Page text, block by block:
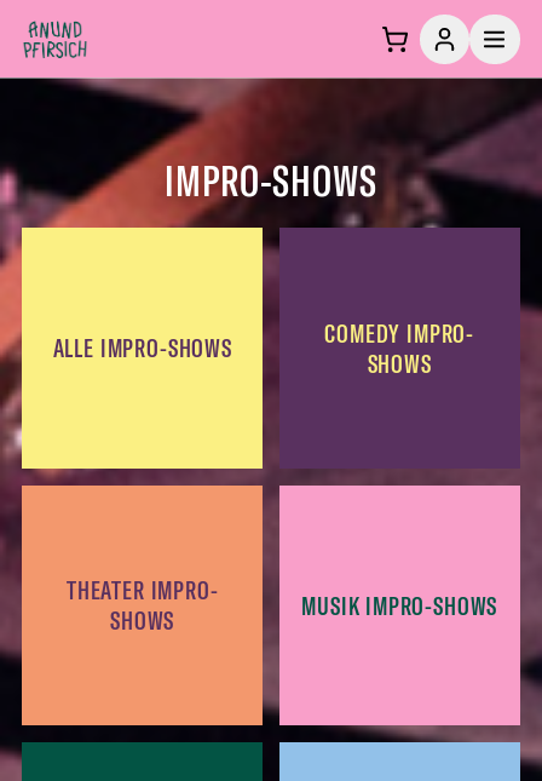
Zum Inhalt springen
IMPRO-SHOWS
ALLE IMPRO-SHOWS
COMEDY IMPRO-
SHOWS
THEATER IMPRO-
SHOWS
MUSIK IMPRO-SHOWS